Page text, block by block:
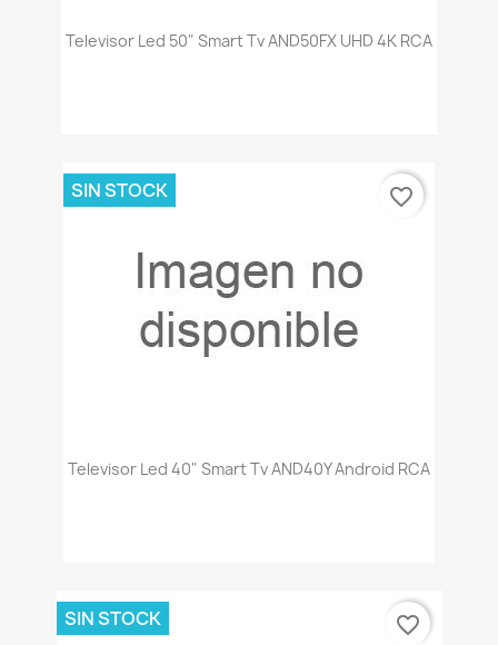
Televisor Led 50" Smart Tv AND50FX UHD 4K RCA
Televisor Led 40" Smart Tv AND40Y Android RCA
SIN STOCK favorite_border
SIN STOCK favorite_border